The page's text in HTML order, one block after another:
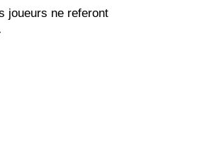
joueurs ne referont